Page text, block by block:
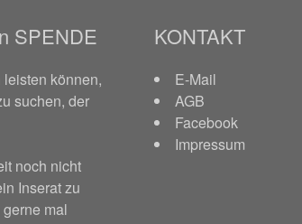
SPENDE
können,
suchen, der
noch nicht
Inserat zu
mal
KONTAKT
E-Mail
AGB
Facebook
Impressum